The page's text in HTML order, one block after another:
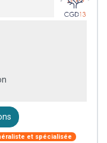
et spécialisée